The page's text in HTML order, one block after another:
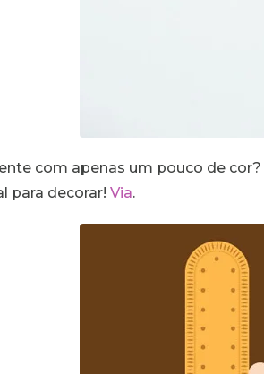
com apenas um pouco de
para decorar! Via.